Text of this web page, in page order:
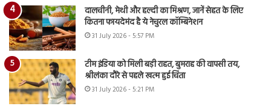
दालचीनी, मेथी और हल्दी का मिश्रण, जानें सेहत के लिए
कितना फायदेमंद है ये नेचुरल कॉम्बिनेशन
31 July 2026 - 5:57 PM
टीम इंडिया को मिली बड़ी राहत, बुमराह की वापसी तय,
श्रीलंका दौरे से पहले खत्म हुई चिंता
31 July 2026 - 5:21 PM